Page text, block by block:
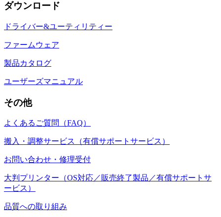
ダウンロード
ドライバー&ユーティリティー
ファームウェア
製品カタログ
ユーザーズマニュアル
その他
よくあるご質問（FAQ）
搬入・調整サービス（有償サポートサービス）
お問い合わせ・修理受付
大判プリンター（OS対応／販売終了製品／有償サポートサ
ービス）
品質への取り組み